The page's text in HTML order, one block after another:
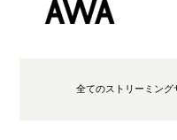
全てのストリーミング